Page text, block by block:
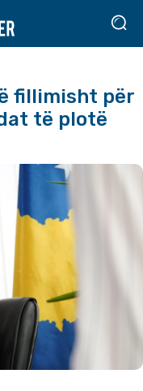
fillimisht për
të plotë